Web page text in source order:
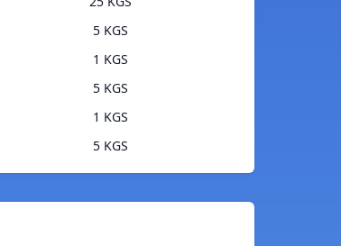
5 KGS
1 KGS
5 KGS
1 KGS
5 KGS